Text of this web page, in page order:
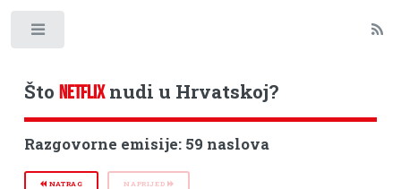
Što NETFLIXnudi u Hrvatskoj?
Razgovorne emisije: 59 naslova
NATRAG NAPRIJED